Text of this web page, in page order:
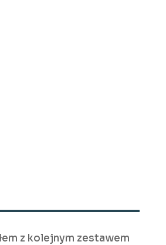
z kolejnym zestawem